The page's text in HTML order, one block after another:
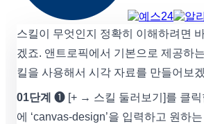
스킬이 무엇인지 정확히 이해하려면
겠죠. 앤트로픽에서 기본으로 제공하
킬을 사용해서 시각 자료를 만들어보
01단계 ➊ [+ → 스킬 둘러보기]를 클
에 ‘canvas-design’을 입력하고 원하